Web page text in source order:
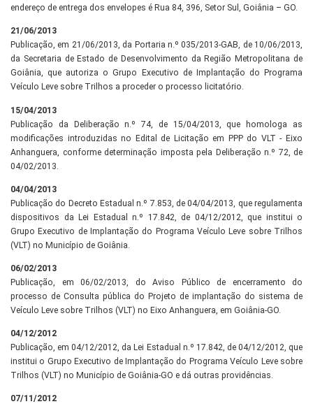
endereço de entrega dos envelopes é Rua 84, 396, Setor Sul, Goiânia – GO.
21/06/2013
Publicação, em 21/06/2013, da Portaria n.º 035/2013-GAB, de 10/06/2013,
da Secretaria de Estado de Desenvolvimento da Região Metropolitana de
Goiânia, que autoriza o Grupo Executivo de Implantação do Programa
Veículo Leve sobre Trilhos a proceder o processo licitatório.
15/04/2013
Publicação da Deliberação n.º 74, de 15/04/2013, que homologa as
modificações introduzidas no Edital de Licitação em PPP do VLT - Eixo
Anhanguera, conforme determinação imposta pela Deliberação n.º 72, de
04/02/2013.
04/04/2013
Publicação do Decreto Estadual n.º 7.853, de 04/04/2013, que regulamenta
dispositivos da Lei Estadual n.º 17.842, de 04/12/2012, que institui o
Grupo Executivo de Implantação do Programa Veículo Leve sobre Trilhos
(VLT) no Município de Goiânia.
06/02/2013
Publicação, em 06/02/2013, do Aviso Público de encerramento do
processo de Consulta pública do Projeto de implantação do sistema de
Veículo Leve sobre Trilhos (VLT) no Eixo Anhanguera, em Goiânia-GO.
04/12/2012
Publicação, em 04/12/2012, da Lei Estadual n.º 17.842, de 04/12/2012, que
institui o Grupo Executivo de Implantação do Programa Veículo Leve sobre
Trilhos (VLT) no Município de Goiânia-GO e dá outras providências.
07/11/2012